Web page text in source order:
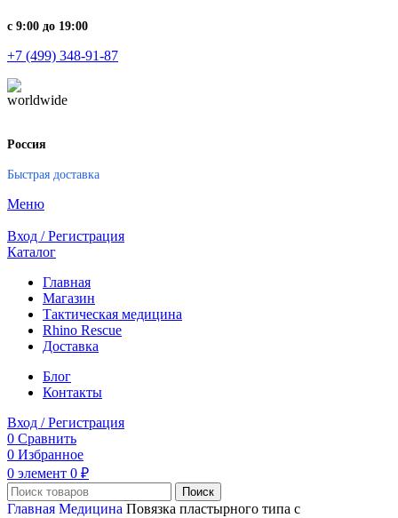
с 9:00 до 19:00
+7 (499) 348-91-87
Россия
Быстрая доставка
Меню
Вход / Регистрация
Каталог
Главная
Магазин
Тактическая медицина
Rhino Rescue
Доставка
Блог
Контакты
Вход / Регистрация
0 Сравнить
0 Избранное
0 элемент 0 ₽
Поиск
Главная Медицина Повязка пластырного типа с